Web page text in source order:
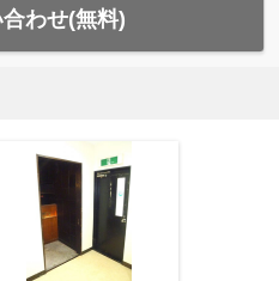
わせ(無料)